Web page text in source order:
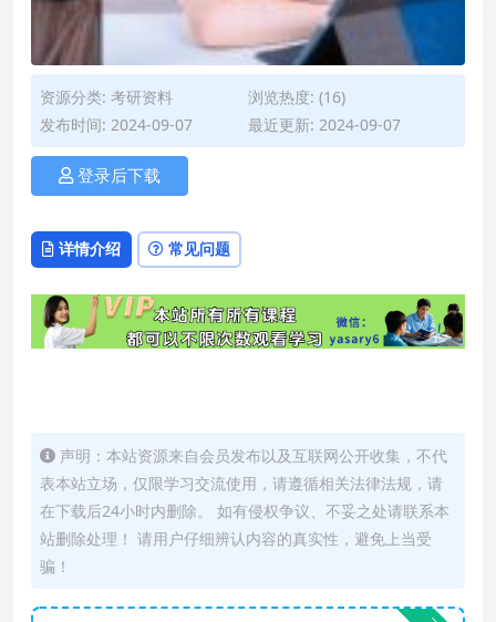
资源分类: 考研资料
浏览热度: (16)
发布时间: 2024-09-07
最近更新: 2024-09-07
登录后下载
详情介绍 常见问题
声明：本站资源来自会员发布以及互联网公开收集，不代
表本站立场，仅限学习交流使用，请遵循相关法律法规，请
在下载后24小时内删除。 如有侵权争议、不妥之处请联系本
站删除处理！ 请用户仔细辨认内容的真实性，避免上当受
骗！